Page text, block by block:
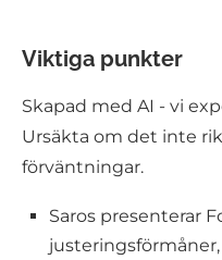
Viktiga punkter
Skapad med AI - vi
Ursäkta om det inte
förväntningar.
Saros presenterar